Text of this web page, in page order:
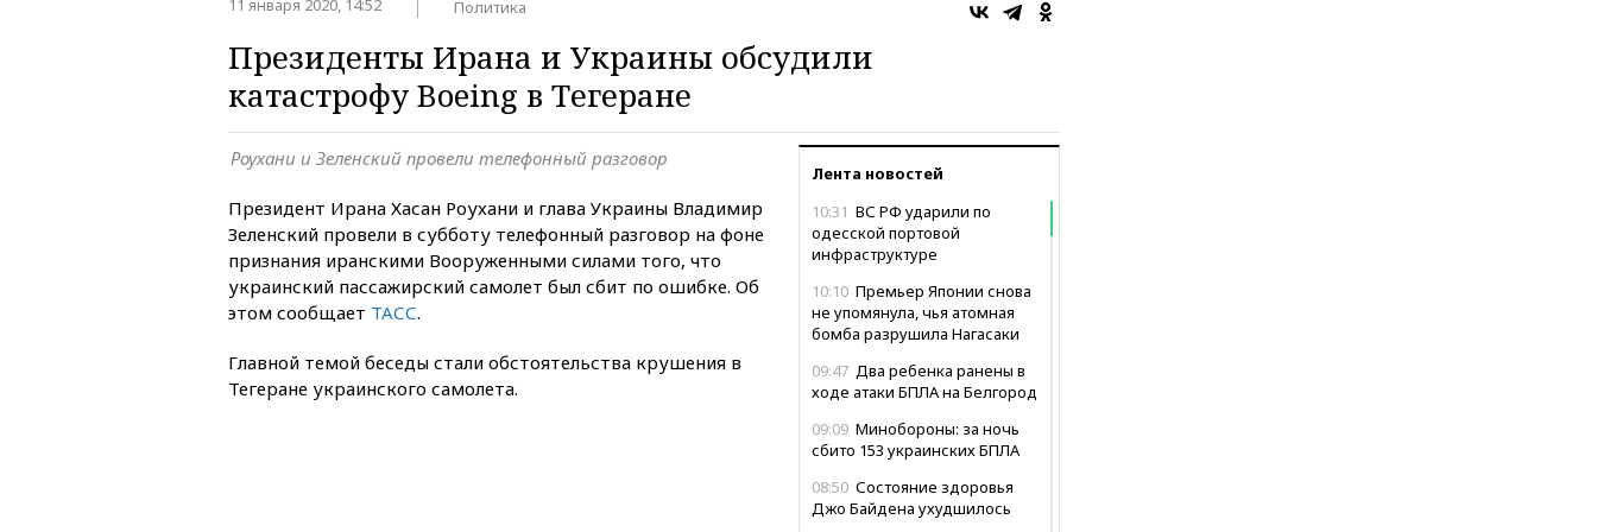
11 января 2020, 14:52 Политика
Президенты Ирана и Украины обсудили
катастрофу Boeing в Тегеране
Лента новостей
10:31 ВС РФ ударили по
одесской портовой
инфраструктуре
10:10 Премьер Японии снова
не упомянула, чья атомная
бомба разрушила Нагасаки
09:47 Два ребенка ранены в
ходе атаки БПЛА на Белгород
09:09 Минобороны: за ночь
сбито 153 украинских БПЛА
08:50 Состояние здоровья
Джо Байдена ухудшилось
Роухани и Зеленский провели телефонный разговор
Президент Ирана Хасан Роухани и глава Украины Владимир
Зеленский провели в субботу телефонный разговор на фоне
признания иранскими Вооруженными силами того, что
украинский пассажирский самолет был сбит по ошибке. Об
этом сообщает ТАСС.
Главной темой беседы стали обстоятельства крушения в
Тегеране украинского самолета.